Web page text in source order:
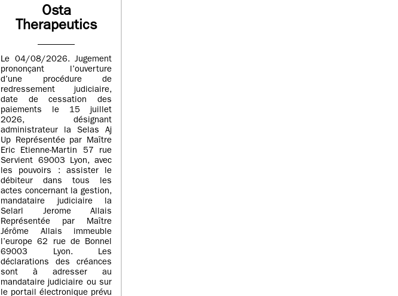
Osta
Therapeutics
Le 04/08/2026. Jugement
prononçant l’ouverture
d’une procédure de
redressement judiciaire,
date de cessation des
paiements le 15 juillet
2026, désignant
administrateur la Selas Aj
Up Représentée par Maître
Eric Etienne-Martin 57 rue
Servient 69003 Lyon, avec
les pouvoirs : assister le
débiteur dans tous les
actes concernant la gestion,
mandataire judiciaire la
Selarl Jerome Allais
Représentée par Maître
Jérôme Allais immeuble
l’europe 62 rue de Bonnel
69003 Lyon. Les
déclarations des créances
sont à adresser au
mandataire judiciaire ou sur
le portail électronique prévu